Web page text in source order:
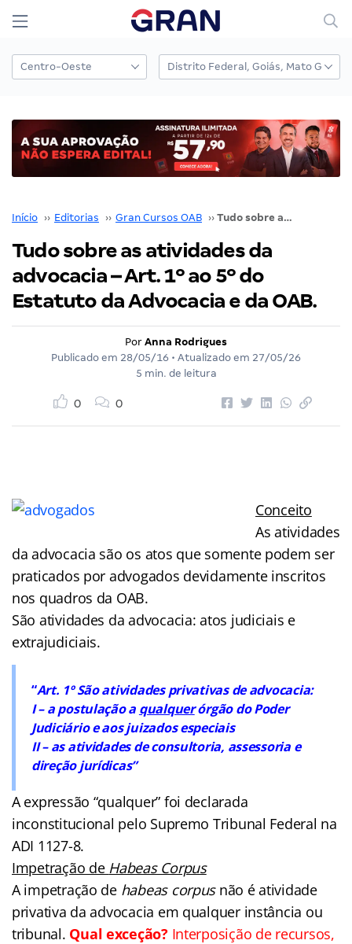
Início ›› Editorias ›› Gran Cursos OAB ›› Tudo sobre as atividades da advocacia – Art. 1º ao 5º do Estatuto da Advocacia e da OAB.
Tudo sobre as atividades da
advocacia – Art. 1º ao 5º do
Estatuto da Advocacia e da OAB.
Por Anna Rodrigues
Publicado em 28/05/16 • Atualizado em 27/05/26
5 min. de leitura
0 0
Conceito
As atividades
da advocacia são os atos que somente podem ser
praticados por advogados devidamente inscritos
nos quadros da OAB.
São atividades da advocacia: atos judiciais e
extrajudiciais.
“Art. 1º São atividades privativas de advocacia:
I – a postulação a qualquerórgão do Poder
Judiciário e aos juizados especiais
II – as atividades de consultoria, assessoria e
direção jurídicas”
A expressão “qualquer” foi declarada
inconstitucional pelo Supremo Tribunal Federal na
ADI 1127-8.
Impetração de Habeas Corpus
A impetração de habeas corpus não é atividade
privativa da advocacia em qualquer instância ou
tribunal. Qual exceção? Interposição de recursos,